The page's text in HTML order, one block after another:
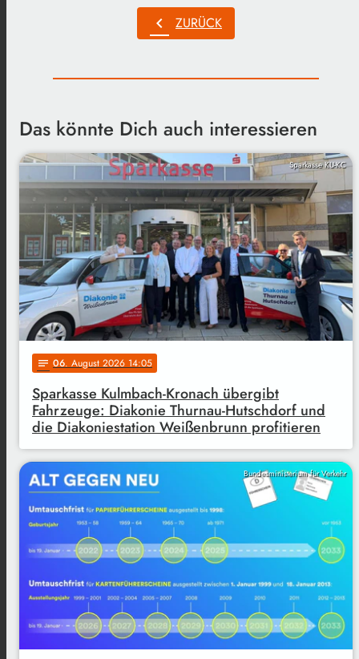
chevron_left ZURÜCK
Das könnte Dich auch interessieren
Sparkasse KU-KC
notes 06. August 2026 14:05
Sparkasse Kulmbach-Kronach übergibt
Fahrzeuge: Diakonie Thurnau-Hutschdorf und
die Diakoniestation Weißenbrunn profitieren
Bundesministerium für Verkehr